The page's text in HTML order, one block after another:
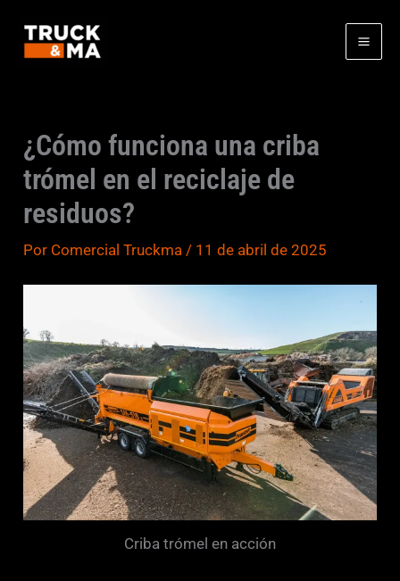
contenido
¿Cómo funciona una criba
trómel en el reciclaje de
residuos?
Por Comercial Truckma/ 11 de abril de 2025
Criba trómel en acción